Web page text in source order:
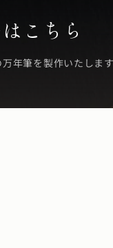
こちら
年筆を製作いたしま